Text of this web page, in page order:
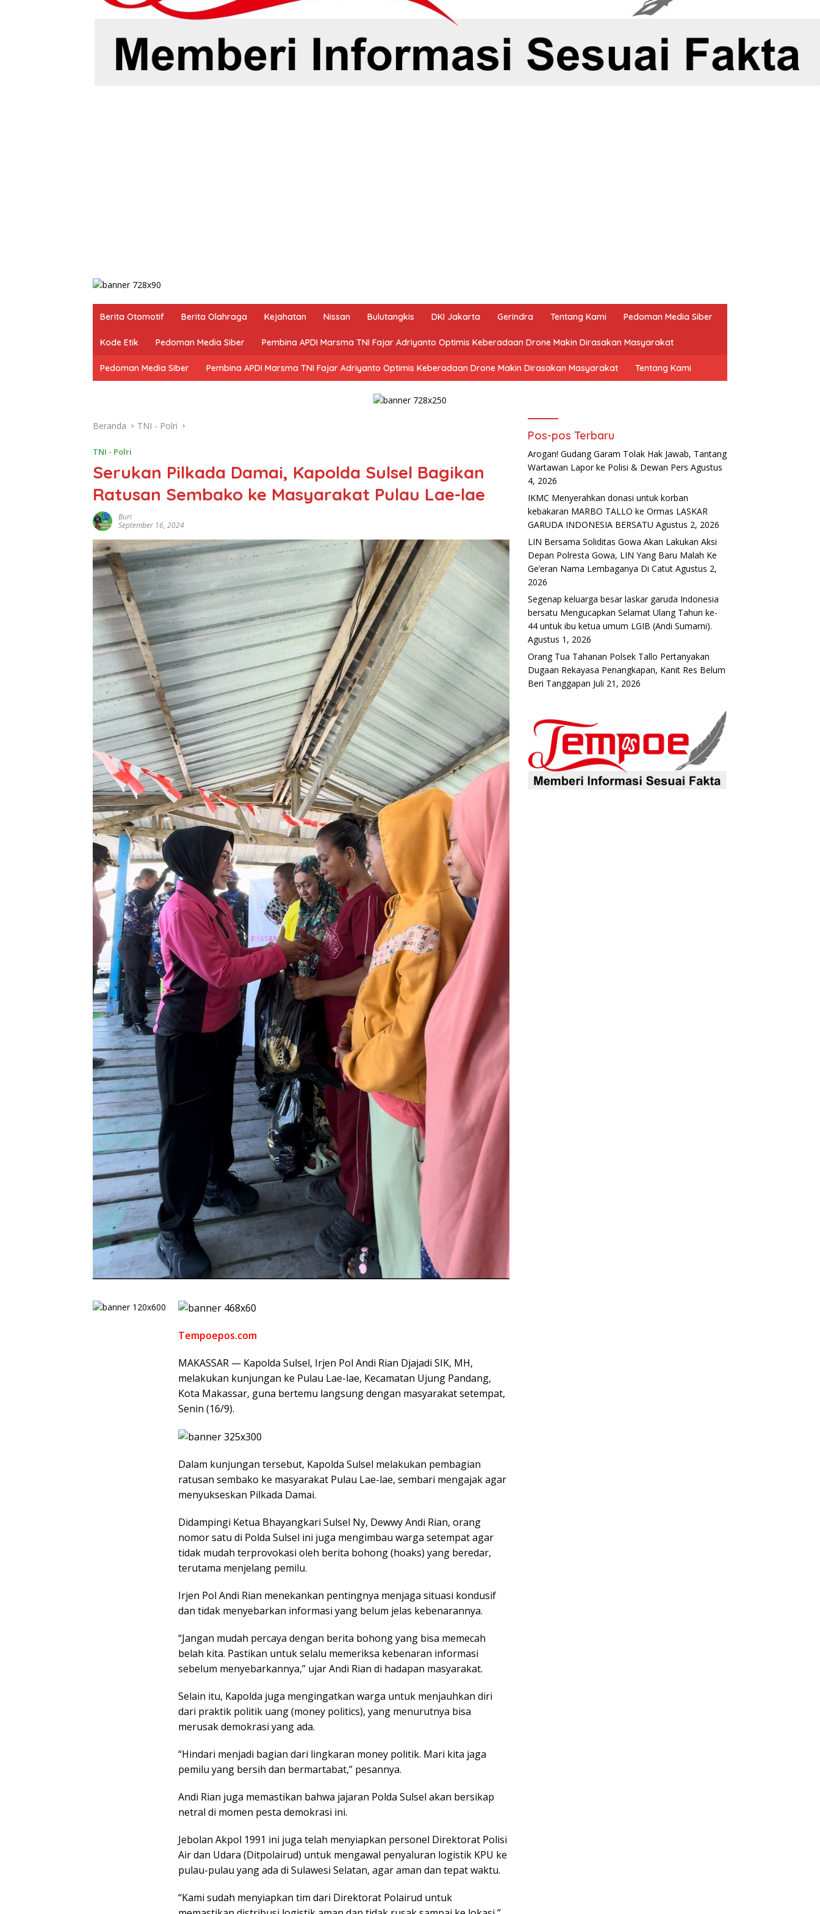
Berita Otomotif Berita Olahraga Kejahatan Nissan Bulutangkis DKI Jakarta Gerindra Tentang Kami Pedoman Media Siber
Kode Etik Pedoman Media Siber Pembina APDI Marsma TNI Fajar Adriyanto Optimis Keberadaan Drone Makin Dirasakan Masyarakat
Pedoman Media Siber Pembina APDI Marsma TNI Fajar Adriyanto Optimis Keberadaan Drone Makin Dirasakan Masyarakat Tentang Kami
Beranda TNI - Polri
TNI - Polri
Serukan Pilkada Damai, Kapolda Sulsel Bagikan
Ratusan Sembako ke Masyarakat Pulau Lae-lae
Buri
September 16, 2024
Tempoepos.com
MAKASSAR — Kapolda Sulsel, Irjen Pol Andi Rian Djajadi SIK, MH,
melakukan kunjungan ke Pulau Lae-lae, Kecamatan Ujung Pandang,
Kota Makassar, guna bertemu langsung dengan masyarakat setempat,
Senin (16/9).
Dalam kunjungan tersebut, Kapolda Sulsel melakukan pembagian
ratusan sembako ke masyarakat Pulau Lae-lae, sembari mengajak agar
menyukseskan Pilkada Damai.
Didampingi Ketua Bhayangkari Sulsel Ny, Dewwy Andi Rian, orang
nomor satu di Polda Sulsel ini juga mengimbau warga setempat agar
tidak mudah terprovokasi oleh berita bohong (hoaks) yang beredar,
terutama menjelang pemilu.
Irjen Pol Andi Rian menekankan pentingnya menjaga situasi kondusif
dan tidak menyebarkan informasi yang belum jelas kebenarannya.
“Jangan mudah percaya dengan berita bohong yang bisa memecah
belah kita. Pastikan untuk selalu memeriksa kebenaran informasi
sebelum menyebarkannya,” ujar Andi Rian di hadapan masyarakat.
Selain itu, Kapolda juga mengingatkan warga untuk menjauhkan diri
dari praktik politik uang (money politics), yang menurutnya bisa
merusak demokrasi yang ada.
“Hindari menjadi bagian dari lingkaran money politik. Mari kita jaga
pemilu yang bersih dan bermartabat,” pesannya.
Andi Rian juga memastikan bahwa jajaran Polda Sulsel akan bersikap
netral di momen pesta demokrasi ini.
Jebolan Akpol 1991 ini juga telah menyiapkan personel Direktorat Polisi
Air dan Udara (Ditpolairud) untuk mengawal penyaluran logistik KPU ke
pulau-pulau yang ada di Sulawesi Selatan, agar aman dan tepat waktu.
“Kami sudah menyiapkan tim dari Direktorat Polairud untuk
Pos-pos Terbaru
Arogan! Gudang Garam Tolak Hak Jawab, Tantang
Wartawan Lapor ke Polisi & Dewan Pers Agustus
4, 2026
IKMC Menyerahkan donasi untuk korban
kebakaran MARBO TALLO ke Ormas LASKAR
GARUDA INDONESIA BERSATU Agustus 2, 2026
LIN Bersama Soliditas Gowa Akan Lakukan Aksi
Depan Polresta Gowa, LIN Yang Baru Malah Ke
Ge’eran Nama Lembaganya Di Catut Agustus 2,
2026
Segenap keluarga besar laskar garuda Indonesia
bersatu Mengucapkan Selamat Ulang Tahun ke-
44 untuk ibu ketua umum LGIB (Andi Sumarni).
Agustus 1, 2026
Orang Tua Tahanan Polsek Tallo Pertanyakan
Dugaan Rekayasa Penangkapan, Kanit Res Belum
Beri Tanggapan Juli 21, 2026